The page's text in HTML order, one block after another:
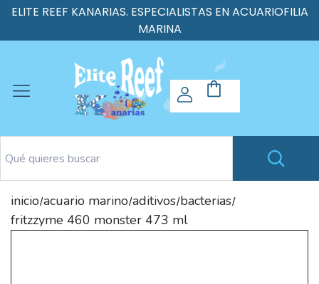
ELITE REEF KANARIAS. ESPECIALISTAS EN ACUARIOFILIA
MARINA
inicio/acuario marino/aditivos/bacterias/
fritzzyme 460 monster 473 ml